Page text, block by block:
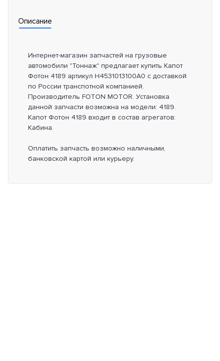
Описание
Интернет-магазин запчастей на грузовые
автомобили "Тоннаж" предлагает купить Капот
Фотон 4189 артикул H4531013100A0 с доставкой
по России транспотной компанией.
Производитель FOTON MOTOR. Установка
данной запчасти возможна на модели: 4189.
Капот Фотон 4189 входит в состав агрегатов:
Кабина.
Оплатить запчасть возможно наличными,
банковской картой или курьеру.